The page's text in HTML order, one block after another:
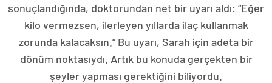
sonuçlandığında, doktorundan net bir uyarı aldı: “Eğer
kilo vermezsen, ilerleyen yıllarda ilaç kullanmak
zorunda kalacaksın.” Bu uyarı, Sarah için adeta bir
dönüm noktasıydı. Artık bu konuda gerçekten bir
şeyler yapması gerektiğini biliyordu.